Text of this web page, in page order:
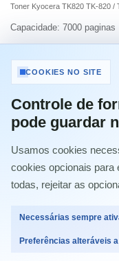
Toner Kyocera TK820 TK-820 /
Capacidade: 7000 paginas
Imprimir
29,51 €
Quantidade
COOKIES NO SITE
Controle de
pode guardar
Usamos cookies
cookies opcionais para
todas, rejeitar as
Necessárias sempre
Preferências alteráveis